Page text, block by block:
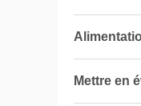
Mettre en